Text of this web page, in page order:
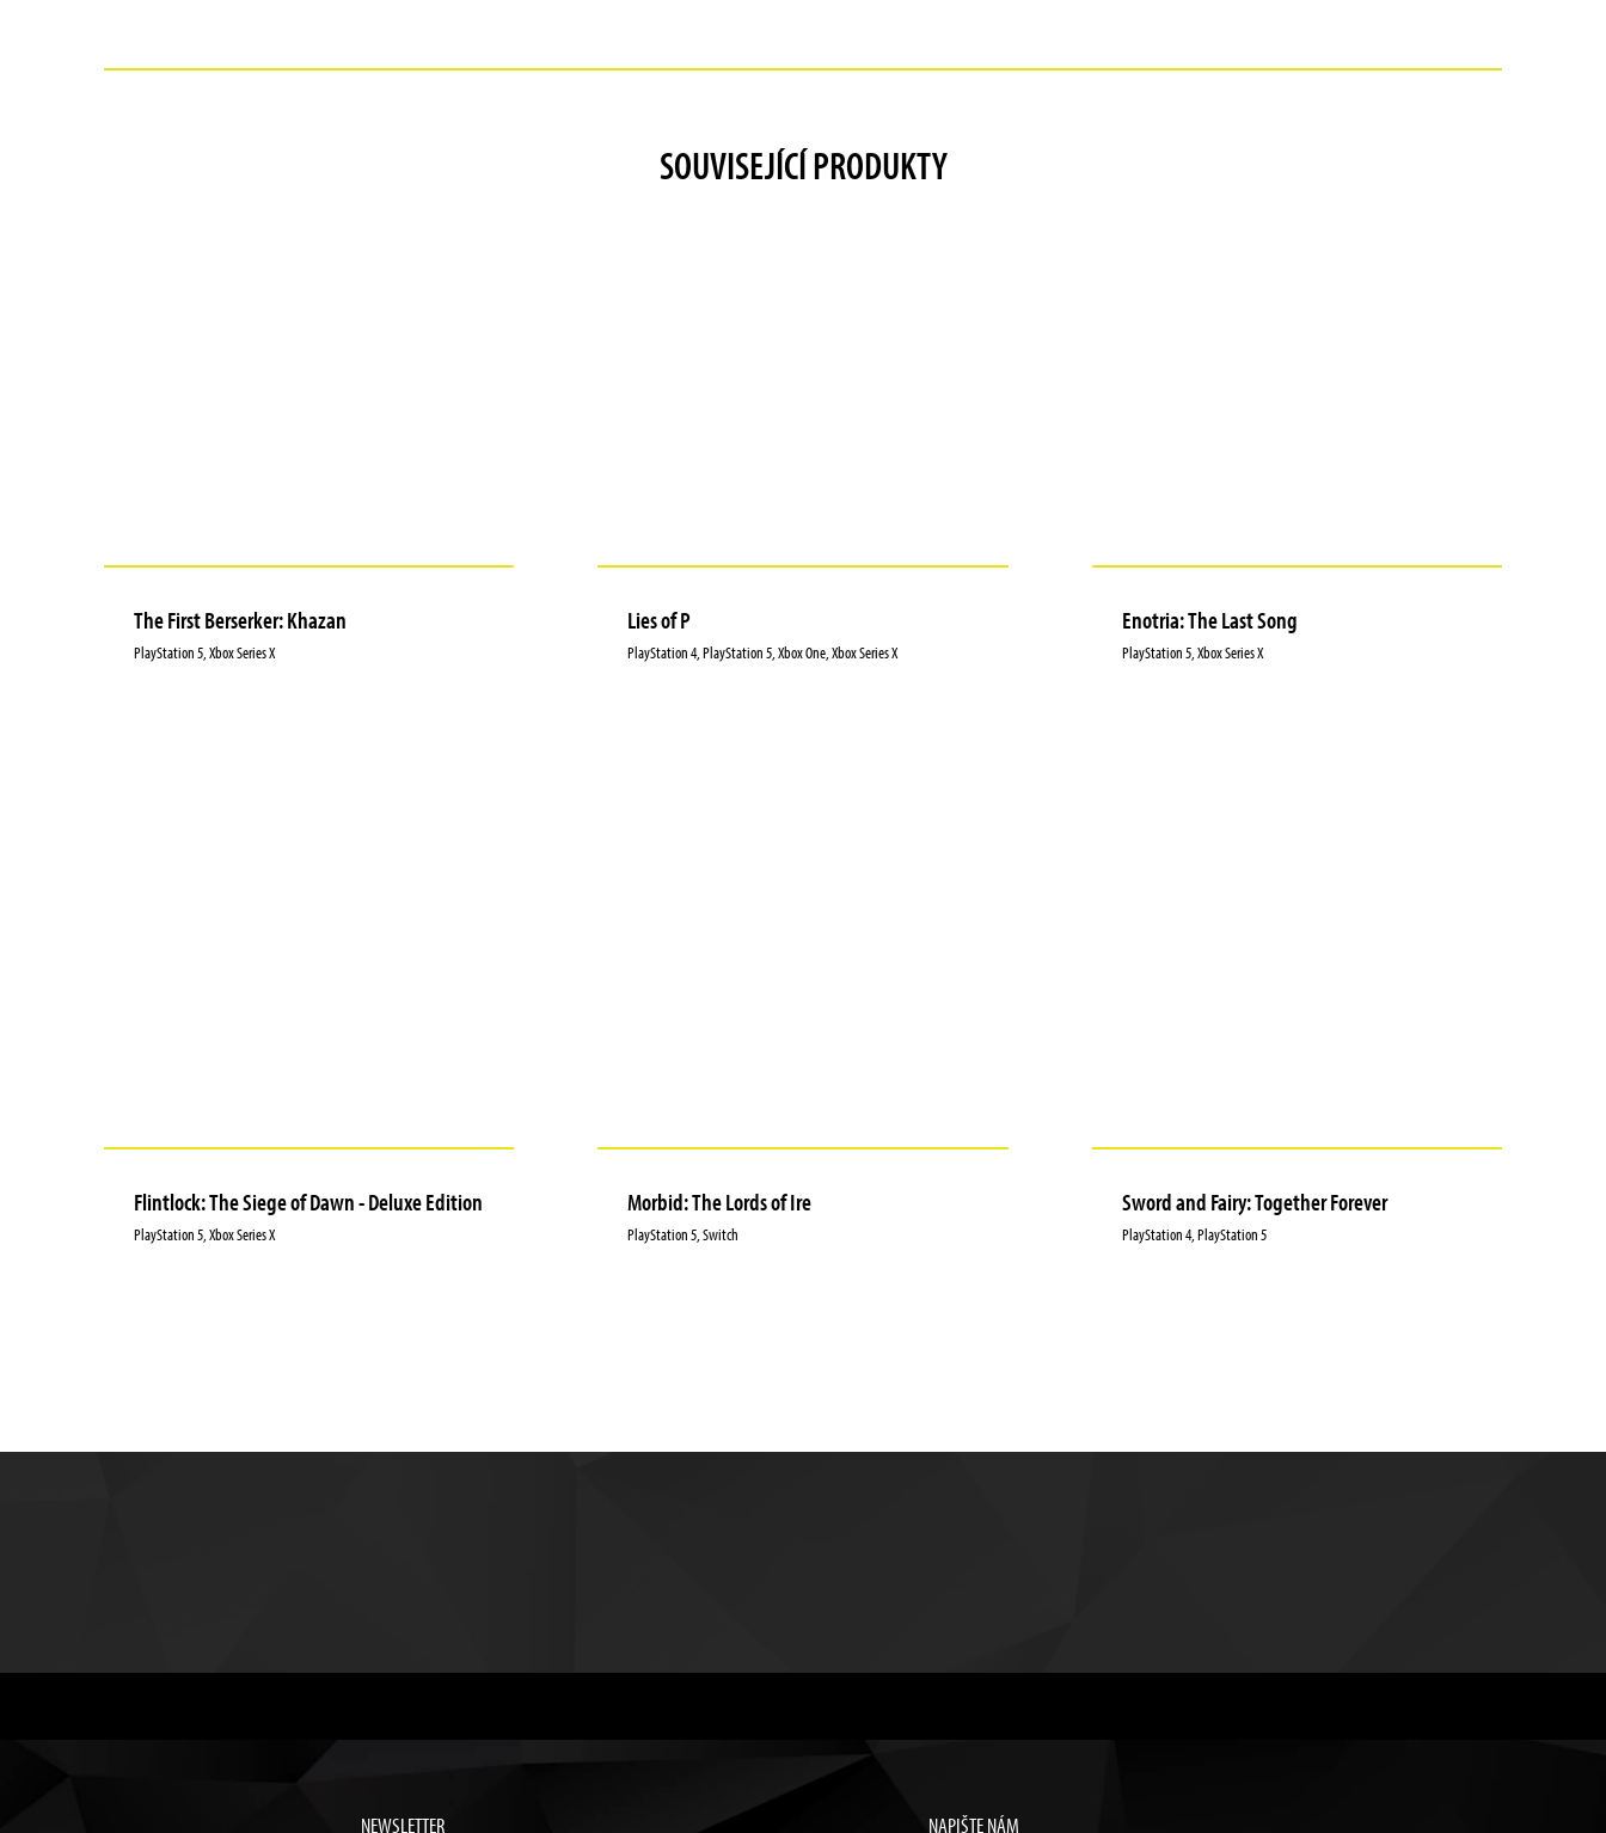
SOUVISEJÍCÍ PRODUKTY
The First Berserker: Khazan
PlayStation 5, Xbox Series X
Lies of P
PlayStation 4, PlayStation 5, Xbox One, Xbox Series X
Enotria: The Last Song
PlayStation 5, Xbox Series X
Flintlock: The Siege of Dawn - Deluxe Edition
PlayStation 5, Xbox Series X
Morbid: The Lords of Ire
PlayStation 5, Switch
Sword and Fairy: Together Forever
PlayStation 4, PlayStation 5
NEWSLETTER NAPIŠTE NÁM